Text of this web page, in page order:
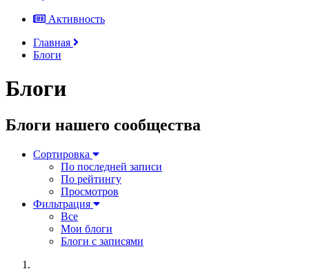
Активность
Главная
Блоги
Блоги
Блоги нашего сообщества
Сортировка
По последней записи
По рейтингу
Просмотров
Фильтрация
Все
Мои блоги
Блоги с записями